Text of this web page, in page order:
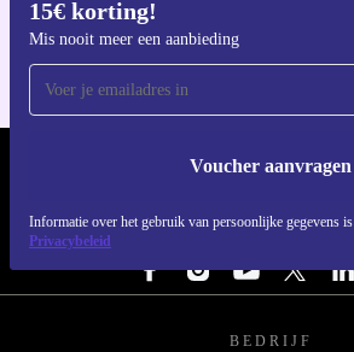
15€ korting!
Mis nooit meer een aanbieding
Voucher aanvragen
Informatie over het gebruik van persoonlijke gegevens
Privacybeleid
REFURBED NEDERLAND -
VOLG ONS
BEDRIJF